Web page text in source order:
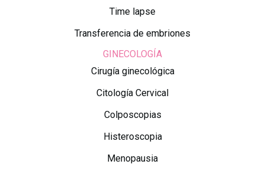
Time lapse
Transferencia de embriones
GINECOLOGÍA
Cirugía ginecológica
Citología Cervical
Colposcopias
Histeroscopia
Menopausia